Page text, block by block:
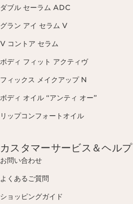
ダブル セーラム ADC
グラン アイ セラム V
V コントア セラム
ボディ フィット アクティヴ
フィックス メイクアップ N
ボディ オイル “アンティ オー”
リップコンフォートオイル
カスタマーサービス＆ヘルプ
お問い合わせ
よくあるご質問
ショッピングガイド